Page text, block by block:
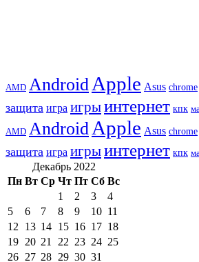
AMD Android Apple Asus chrome
защита игра игрыинтернет кпк
AMD Android Apple Asus chrome
защита игра игрыинтернет кпк
Декабрь 2022
Пн Вт Ср Чт Пт Сб Вс
1
2 3
4
5
6 7 8 9 10 11
12
13 14 15 16 17 18
19 20 21 22 23 24 25
26 27 28 29 30 31